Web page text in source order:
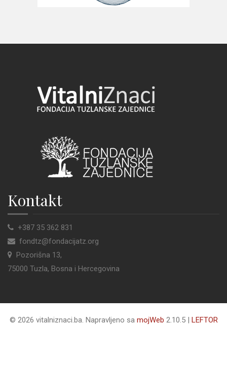
Kontakt
+387 35 362 831
fondtz@fondacijatz.org
Pozorišna 13,
75000 Tuzla, Bosna i Hercegovina
© 2026 vitalniznaci.ba. Napravljeno sa mojWeb 2.10.5 | LEFTOR